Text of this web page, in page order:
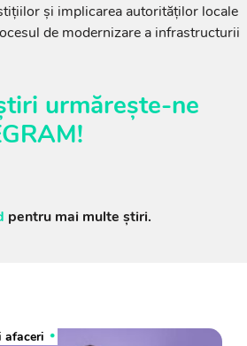
și implicarea autorităților locale
de modernizare a infrastructurii
urmărește-ne
!
pentru mai multe știri.
afaceri